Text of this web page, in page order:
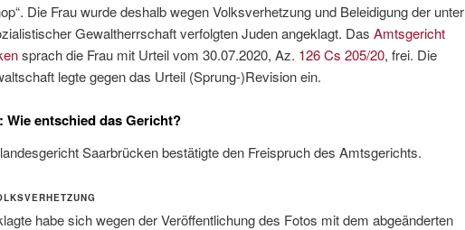
Die Frau wurde deshalb wegen Volksverhetzung und Beleidigung der unter
Gewaltherrschaft verfolgten Juden angeklagt. Das Amtsgericht
sprach die Frau mit Urteil vom 30.07.2020, Az. 126 Cs 205/20, frei. Die
legte gegen das Urteil (Sprung-)Revision ein.
Wie entschied das Gericht?
Saarbrücken bestätigte den Freispruch des Amtsgerichts.
habe sich wegen der Veröffentlichung des Fotos mit dem abgeänderten